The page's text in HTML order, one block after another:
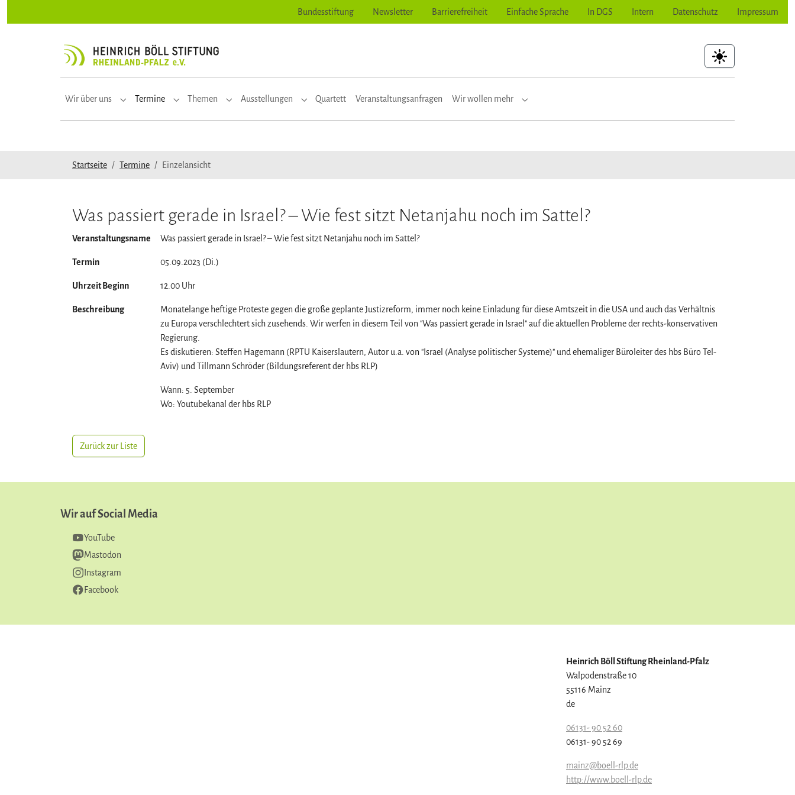
Bundesstiftung Newsletter Barrierefreiheit Einfache Sprache In DGS Intern Datenschutz
Impressum
hoher Kontrast
Wir über uns
Submenu for "Wir über uns"
Termine
Submenu for "Termine"
Themen
Submenu for "Themen"
Ausstellungen
Submenu for "Ausstellungen"
Quartett Veranstaltungsanfragen Wir wollen mehr
Submenu for "Wir wollen mehr"
Startseite
Termine Einzelansicht
Was passiert gerade in Israel? – Wie fest sitzt Netanjahu noch im Sattel?
Veranstaltungsname Was passiert gerade in Israel? – Wie fest sitzt Netanjahu noch im Sattel?
Termin 05.09.2023 (Di.)
Uhrzeit Beginn 12.00 Uhr
Beschreibung
Monatelange heftige Proteste gegen die große geplante Justizreform, immer noch keine Einladung für diese Amtszeit in die USA und auch das Verhältnis
zu Europa verschlechtert sich zusehends. Wir werfen in diesem Teil von "Was passiert gerade in Israel" auf die aktuellen Probleme der rechts-konservativen
Regierung.
Es diskutieren: Steffen Hagemann (RPTU Kaiserslautern, Autor u.a. von "Israel (Analyse politischer Systeme)" und ehemaliger Büroleiter des hbs Büro Tel-
Aviv) und Tillmann Schröder (Bildungsreferent der hbs RLP)
Wann: 5. September
Wo: Youtubekanal der hbs RLP
Zurück zur Liste
Wir auf Social Media
YouTube
Mastodon
Instagram
Facebook
Heinrich Böll Stiftung Rheinland-Pfalz
Walpodenstraße 10
55116 Mainz
de
06131- 90 52 60
06131- 90 52 69
mainz@boell-rlp.de
http://www.boell-rlp.de